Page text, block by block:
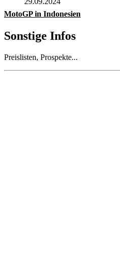
MotoGP in Indonesien
Sonstige Infos
Preislisten, Prospekte...